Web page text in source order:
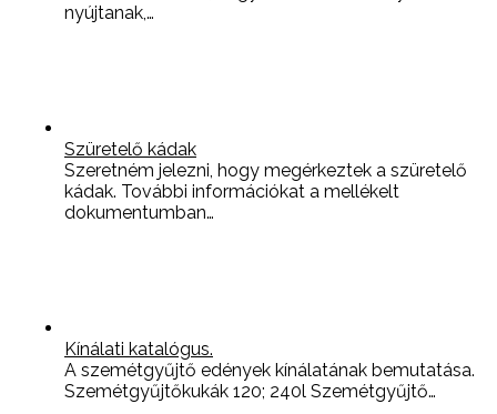
nyújtanak,…
Szüretelő kádak
Szeretném jelezni, hogy megérkeztek a szüretelő
kádak. További információkat a mellékelt
dokumentumban…
Kínálati katalógus.
A szemétgyűjtő edények kínálatának bemutatása.
Szemétgyűjtőkukák 120; 240l Szemétgyűjtő…